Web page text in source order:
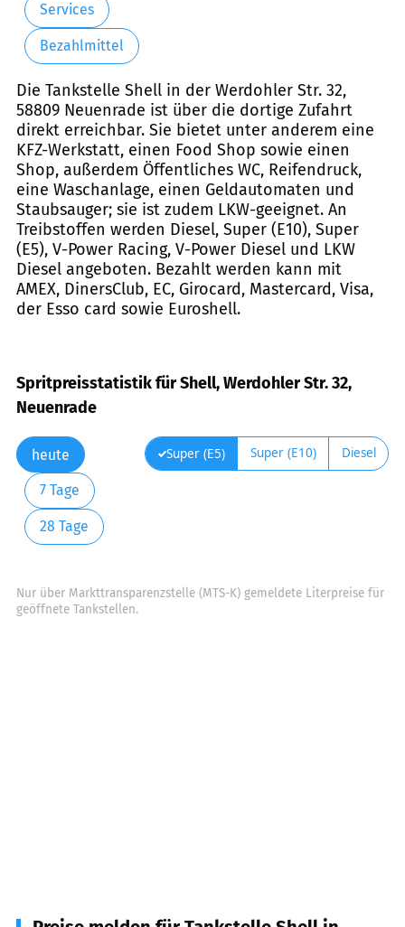
Services
Bezahlmittel
Die Tankstelle Shell in der Werdohler Str. 32,
58809 Neuenrade ist über die dortige Zufahrt
direkt erreichbar. Sie bietet unter anderem eine
KFZ-Werkstatt, einen Food Shop sowie einen
Shop, außerdem Öffentliches WC, Reifendruck,
eine Waschanlage, einen Geldautomaten und
Staubsauger; sie ist zudem LKW-geeignet. An
Treibstoffen werden Diesel, Super (E10), Super
(E5), V-Power Racing, V-Power Diesel und LKW
Diesel angeboten. Bezahlt werden kann mit
AMEX, DinersClub, EC, Girocard, Mastercard, Visa,
der Esso card sowie Euroshell.
Spritpreisstatistik für Shell, Werdohler Str. 32,
Neuenrade
heute
7 Tage
28 Tage
Super (E5) Super (E10) Diesel
Nur über Markttransparenzstelle (MTS-K) gemeldete Literpreise für
geöffnete Tankstellen.